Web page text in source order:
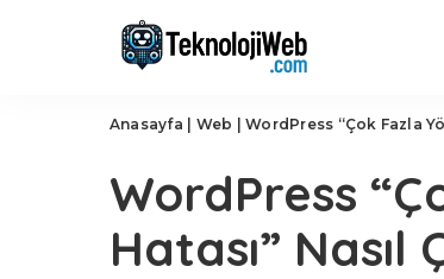
Anasayfa Web |WordPress “Çok Fazla
WordPress
Hatası” Nasıl